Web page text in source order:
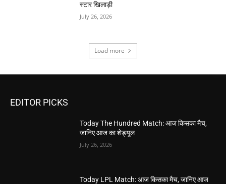
स्टार खिलाड़ी
July 26, 2026
Load more
EDITOR PICKS
Today The Hundred Match: आज किसका मैच,
जानिए आज का शेड्यूल
July 26, 2026
Today LPL Match: आज किसका मैच, जानिए आज